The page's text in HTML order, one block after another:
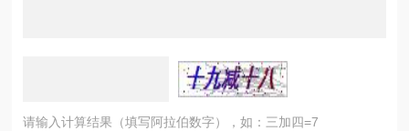
请输入计算结果（填写阿拉伯数字），如：三加四=7